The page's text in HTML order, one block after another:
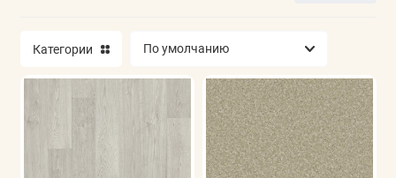
Ламинат
Виниловые полы
Паркетная доска
Ковролин
Категории